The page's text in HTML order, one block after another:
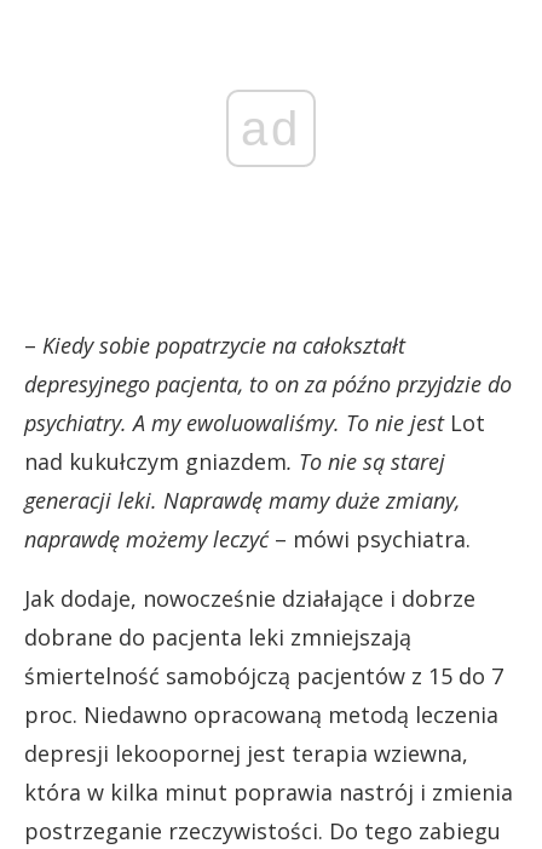
ad
– Kiedy sobie popatrzycie na całokształt
depresyjnego pacjenta, to on za późno przyjdzie do
psychiatry. A my ewoluowaliśmy. To nie jest Lot
nad kukułczym gniazdem. To nie są starej
generacji leki. Naprawdę mamy duże zmiany,
naprawdę możemy leczyć– mówi psychiatra.
Jak dodaje, nowocześnie działające i dobrze
dobrane do pacjenta leki zmniejszają
śmiertelność samobójczą pacjentów z 15 do 7
proc. Niedawno opracowaną metodą leczenia
depresji lekoopornej jest terapia wziewna,
która w kilka minut poprawia nastrój i zmienia
postrzeganie rzeczywistości. Do tego zabiegu